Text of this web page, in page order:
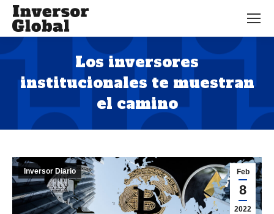
Los inversores
institucionales te muestran
el camino
Estás aquí:
Feb
8
2022
Inversor Diario